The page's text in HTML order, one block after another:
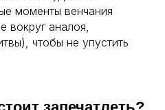
моменты венчания
вокруг аналоя,
чтобы не упустить